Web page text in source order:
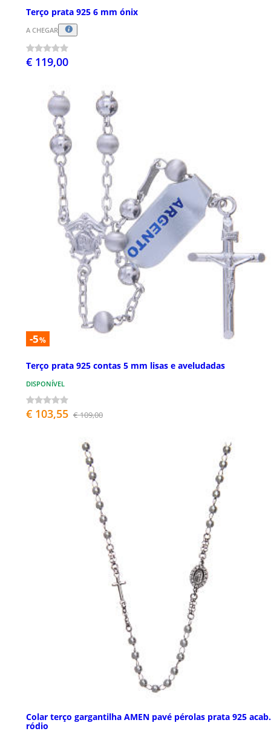
Terço prata 925 6 mm ónix
A CHEGAR
€ 119,00
-5%
Terço prata 925 contas 5 mm lisas e aveludadas
DISPONÍVEL
€ 103,55 € 109,00
Colar terço gargantilha AMEN pavé pérolas prata 925 acab.
ródio